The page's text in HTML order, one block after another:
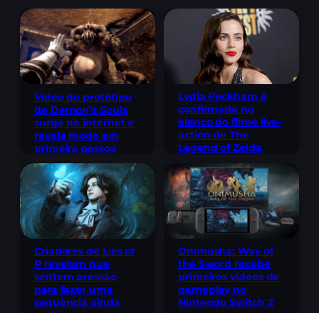
Vídeo do protótipo
de Demon’s Souls
surge na internet e
revela modo em
primeira pessoa
Lydia Peckham é
confirmada no
elenco do filme live-
action de The
Legend of Zelda
Criadores de Lies of
P revelam que
sentem pressão
para fazer uma
sequência ainda
Onimusha: Way of
the Sword recebe
primeiros vídeos de
gameplay no
Nintendo Switch 2